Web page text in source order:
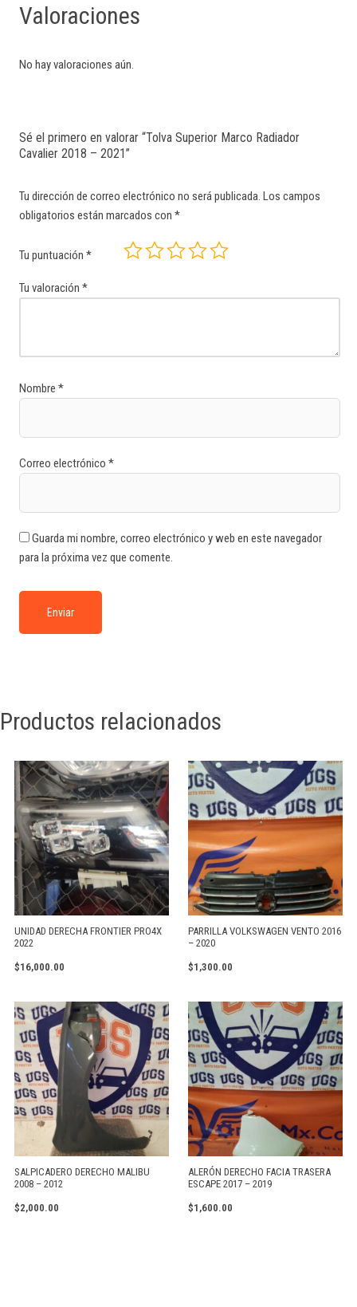
Valoraciones
No hay valoraciones aún.
Sé el primero en valorar “Tolva Superior Marco Radiador
Cavalier 2018 – 2021”
Tu dirección de correo electrónico no será publicada. Los campos
obligatorios están marcados con *
Tu puntuación *
Tu valoración *
Nombre *
Correo electrónico *
Guarda mi nombre, correo electrónico y web en este navegador
para la próxima vez que comente.
Productos relacionados
UNIDAD DERECHA FRONTIER PRO4X
2022
$16,000.00
PARRILLA VOLKSWAGEN VENTO 2016
– 2020
$1,300.00
SALPICADERO DERECHO MALIBU
2008 – 2012
$2,000.00
ALERÓN DERECHO FACIA TRASERA
ESCAPE 2017 – 2019
$1,600.00